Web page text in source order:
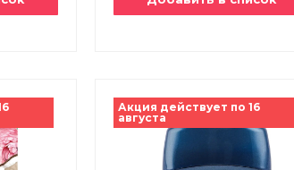
Акция действует по 16
августа